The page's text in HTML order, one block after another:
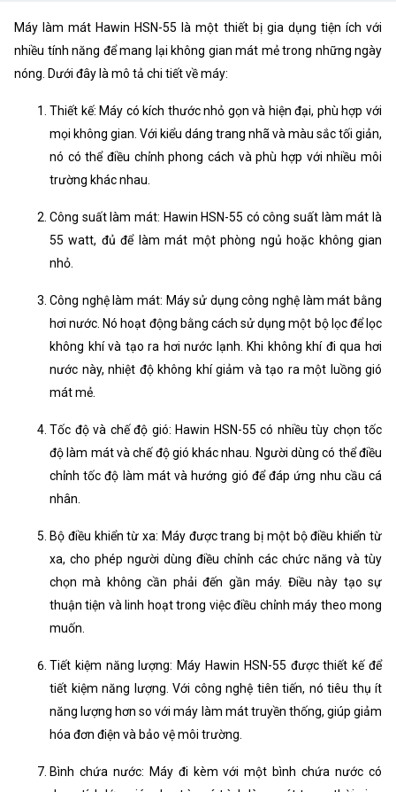
Trọng Lượng 10.2kg/12.2kg
Máy làm mát Hawin HSN-55 là một thiết bị gia dụng tiện ích với
nhiều tính năng để mang lại không gian mát mẻ trong những ngày
nóng. Dưới đây là mô tả chi tiết về máy:
Thiết kế: Máy có kích thước nhỏ gọn và hiện đại, phù hợp với
mọi không gian. Với kiểu dáng trang nhã và màu sắc tối giản,
nó có thể điều chỉnh phong cách và phù hợp với nhiều môi
trường khác nhau.
Công suất làm mát: Hawin HSN-55 có công suất làm mát là
55 watt, đủ để làm mát một phòng ngủ hoặc không gian
nhỏ.
Công nghệ làm mát: Máy sử dụng công nghệ làm mát bằng
hơi nước. Nó hoạt động bằng cách sử dụng một bộ lọc để lọc
không khí và tạo ra hơi nước lạnh. Khi không khí đi qua hơi
nước này, nhiệt độ không khí giảm và tạo ra một luồng gió
mát mẻ.
Tốc độ và chế độ gió: Hawin HSN-55 có nhiều tùy chọn tốc
độ làm mát và chế độ gió khác nhau. Người dùng có thể điều
chỉnh tốc độ làm mát và hướng gió để đáp ứng nhu cầu cá
nhân.
Bộ điều khiển từ xa: Máy được trang bị một bộ điều khiển từ
xa, cho phép người dùng điều chỉnh các chức năng và tùy
chọn mà không cần phải đến gần máy. Điều này tạo sự
thuận tiện và linh hoạt trong việc điều chỉnh máy theo mong
muốn.
Tiết kiệm năng lượng: Máy Hawin HSN-55 được thiết kế để
tiết kiệm năng lượng. Với công nghệ tiên tiến, nó tiêu thụ ít
năng lượng hơn so với máy làm mát truyền thống, giúp giảm
hóa đơn điện và bảo vệ môi trường.
Bình chứa nước: Máy đi kèm với một bình chứa nước có